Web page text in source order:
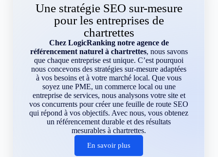
Une stratégie SEO sur-mesure
pour les entreprises de
chartrettes
Chez LogicRanking notre agence de
référencement naturel à chartrettes, nous savons
que chaque entreprise est unique. C’est pourquoi
nous concevons des stratégies sur-mesure adaptées
à vos besoins et à votre marché local. Que vous
soyez une PME, un commerce local ou une
entreprise de services, nous analysons votre site et
vos concurrents pour créer une feuille de route SEO
qui répond à vos objectifs. Avec nous, vous obtenez
un référencement durable et des résultats
mesurables à chartrettes.
En savoir plus